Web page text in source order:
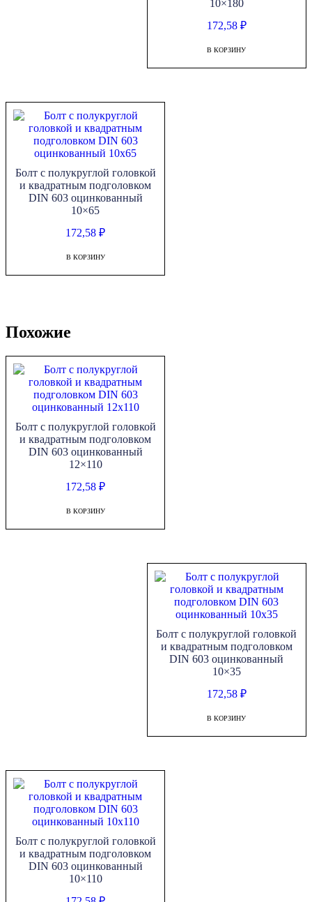
10×180
172,58 ₽
В КОРЗИНУ
Болт с полукруглой головкой
и квадратным подголовком
DIN 603 оцинкованный
10×65
172,58₽
В КОРЗИНУ
Похожие
Болт с полукруглой головкой
и квадратным подголовком
DIN 603 оцинкованный
12×110
172,58₽
В КОРЗИНУ
Болт с полукруглой головкой
и квадратным подголовком
DIN 603 оцинкованный
10×35
172,58 ₽
В КОРЗИНУ
Болт с полукруглой головкой
и квадратным подголовком
DIN 603 оцинкованный
10×110